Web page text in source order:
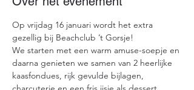
Op vrijdag 16 januari wordt het extra
gezellig bij Beachclub ’t Gorsje!
We starten met een warm amuse-soepje en
daarna genieten we samen van 2 heerlijke
kaasfondues, rijk gevulde bijlagen,